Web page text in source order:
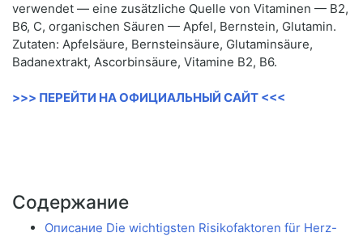
verwendet — eine zusätzliche Quelle von Vitaminen — B2,
B6, C, organischen Säuren — Apfel, Bernstein, Glutamin.
Zutaten: Apfelsäure, Bernsteinsäure, Glutaminsäure,
Badanextrakt, Ascorbinsäure, Vitamine B2, B6.
>>> ПЕРЕЙТИ НА ОФИЦИАЛЬНЫЙ САЙТ <<<
Содержание
Описание Die wichtigsten Risikofaktoren für Herz-